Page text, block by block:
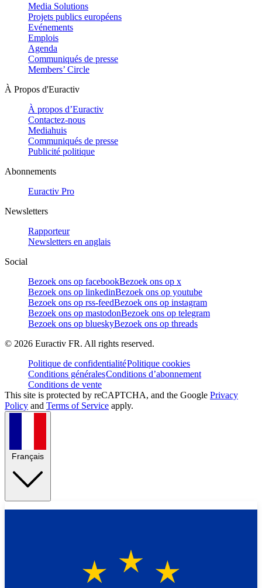
Media Solutions
Projets publics européens
Evénements
Emplois
Agenda
Communiqués de presse
Members’ Circle
À Propos d'Euractiv
À propos d’Euractiv
Contactez-nous
Mediahuis
Communiqués de presse
Publicité politique
Abonnements
Euractiv Pro
Newsletters
Rapporteur
Newsletters en anglais
Social
Bezoek ons op facebookBezoek ons op x
Bezoek ons op linkedinBezoek ons op youtube
Bezoek ons op rss-feedBezoek ons op instagram
Bezoek ons op mastodonBezoek ons op telegram
Bezoek ons op blueskyBezoek ons op threads
© 2026 Euractiv FR. All rights reserved.
Politique de confidentialitéPolitique cookies
Conditions généralesConditions d’abonnement
Conditions de vente
This site is protected by reCAPTCHA, and the Google Privacy
Policy and Terms of Service apply.
Français